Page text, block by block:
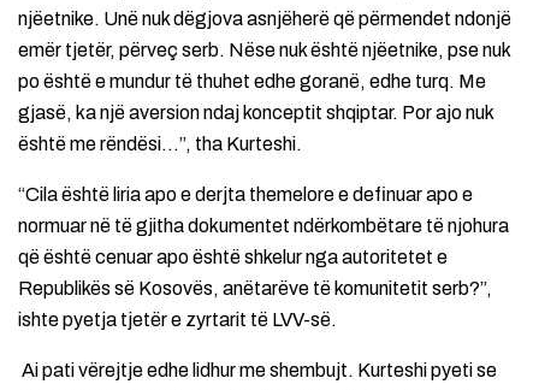
njëetnike. Unë nuk dëgjova asnjëherë që përmendet ndonjë
emër tjetër, përveç serb. Nëse nuk është njëetnike, pse nuk
po është e mundur të thuhet edhe goranë, edhe turq. Me
gjasë, ka një aversion ndaj konceptit shqiptar. Por ajo nuk
është me rëndësi…”, tha Kurteshi.
“Cila është liria apo e derjta themelore e definuar apo e
normuar në të gjitha dokumentet ndërkombëtare të njohura
që është cenuar apo është shkelur nga autoritetet e
Republikës së Kosovës, anëtarëve të komunitetit serb?”,
ishte pyetja tjetër e zyrtarit të LVV-së.
Ai pati vërejtje edhe lidhur me shembujt. Kurteshi pyeti se